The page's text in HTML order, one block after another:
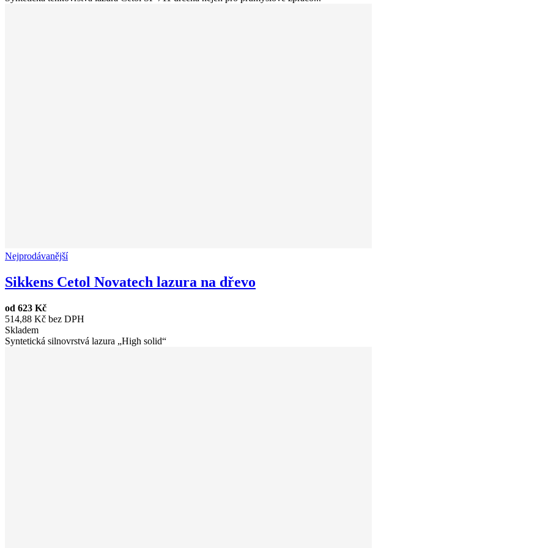
Nejprodávanější
Sikkens Cetol Novatech lazura na dřevo
od 623 Kč
514,88 Kč bez DPH
Skladem
Syntetická silnovrstvá lazura „High solid“